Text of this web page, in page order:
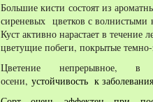
Большие кисти состоят из
сиреневых цветков с волнистыми
Куст активно нарастает в течение
цветущие побеги, покрытые
Цветение непрерывное,
осени, устойчивость к